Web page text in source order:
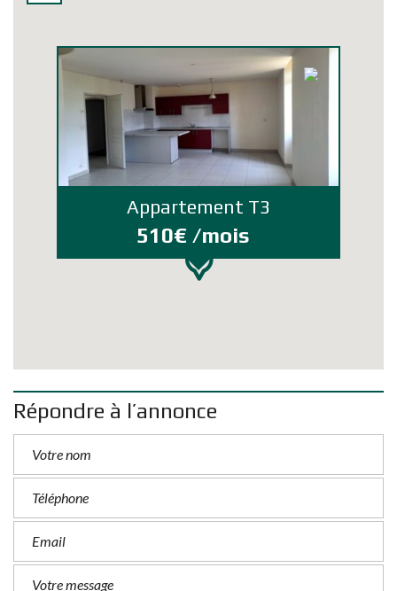
Appartement T3
510€ /mois
Répondre à l’annonce